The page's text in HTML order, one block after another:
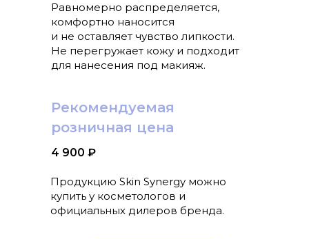
Равномерно распределяется,
комфортно наносится
и не оставляет чувство липкости.
Не перегружает кожу и подходит
для нанесения под макияж.
4 900 ₽
Рекомендуемая
розничная цена
Продукцию Skin Synergy можно
купить у косметологов и
официальных дилеров бренда.